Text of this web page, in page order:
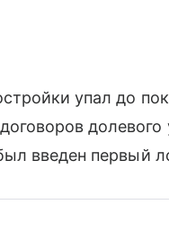
упал до
долевого
введен первый